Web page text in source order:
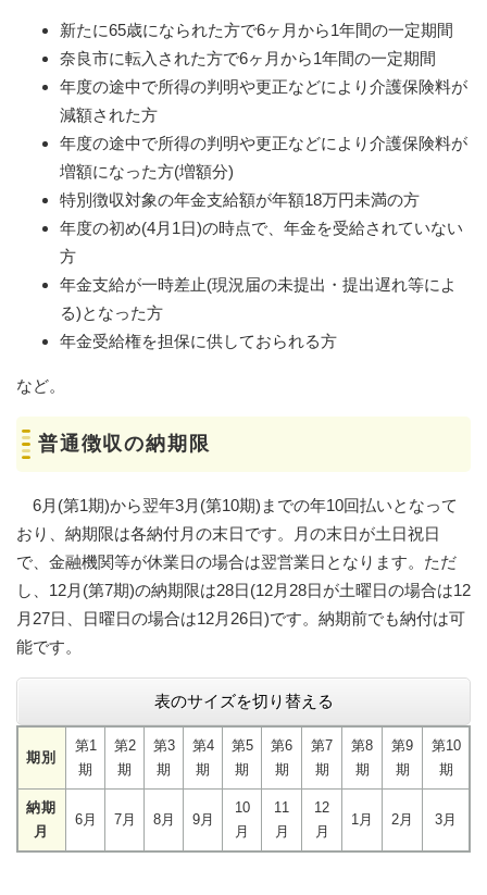
新たに65歳になられた方で6ヶ月から1年間の一定期間
奈良市に転入された方で6ヶ月から1年間の一定期間
年度の途中で所得の判明や更正などにより介護保険料が
減額された方
年度の途中で所得の判明や更正などにより介護保険料が
増額になった方(増額分)
特別徴収対象の年金支給額が年額18万円未満の方
年度の初め(4月1日)の時点で、年金を受給されていない
方
年金支給が一時差止(現況届の未提出・提出遅れ等によ
る)となった方
年金受給権を担保に供しておられる方
など。
普通徴収の納期限
6月(第1期)から翌年3月(第10期)までの年10回払いとなって
おり、納期限は各納付月の末日です。月の末日が土日祝日
で、金融機関等が休業日の場合は翌営業日となります。ただ
し、12月(第7期)の納期限は28日(12月28日が土曜日の場合は12
月27日、日曜日の場合は12月26日)です。納期前でも納付は可
能です。
表のサイズを切り替える
期別
第1
期
第2
期
第3
期
第4
期
第5
期
第6
期
第7
期
第8
期
第9
期
第10
期
納期
月
6月 7月 8月 9月
10
月
11
月
12
月
1月 2月 3月